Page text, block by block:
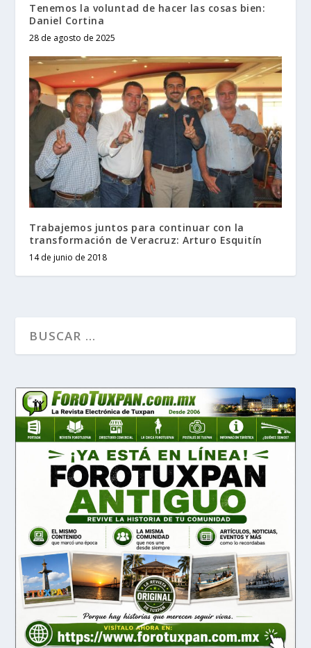
Tenemos la voluntad de hacer las cosas bien:
Daniel Cortina
28 de agosto de 2025
Trabajemos juntos para continuar con la
transformación de Veracruz: Arturo Esquitín
14 de junio de 2018